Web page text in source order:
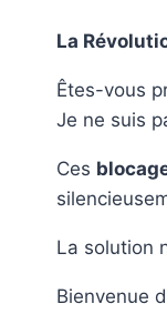
La
Êtes-vous
Je ne suis
Ces
La solution
Bienvenue